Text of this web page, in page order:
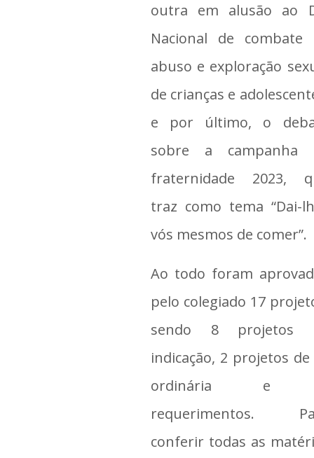
outra em alusão ao
Nacional de combate
abuso e exploração
de crianças e
e por último, o
sobre a campanha
fraternidade 2023,
traz como tema “Dai-
vós mesmos de comer”.
Ao todo foram
pelo colegiado 17
sendo 8 projetos
indicação, 2 projetos de
ordinária e
requerimentos.
conferir todas as